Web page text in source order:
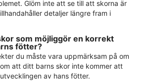
Glöm inte att se till att skorna är
detaljer längre fram i
som möjliggör en korrekt
fötter?
du måste vara uppmärksam på om
att ditt barns skor inte kommer att
av hans fötter.